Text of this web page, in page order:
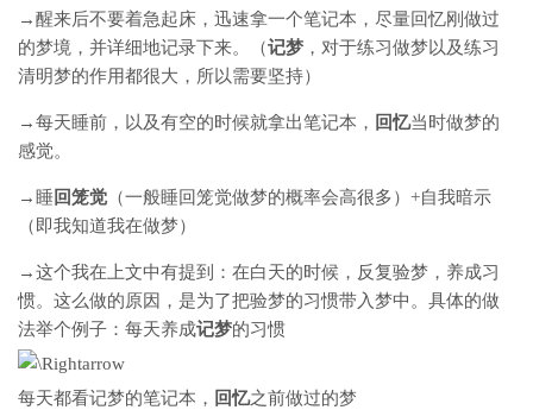
→醒来后不要着急起床，迅速拿一个笔记本，尽量回忆刚做过
的梦境，并详细地记录下来。（记梦 ，对于练习做梦以及练习
清明梦的作用都很大，所以需要坚持）
→每天睡前，以及有空的时候就拿出笔记本， 回忆当时做梦的
感觉。
→睡回笼觉 （一般睡回笼觉做梦的概率会高很多）+自我暗示
（即我知道我在做梦）
→这个我在上文中有提到：在白天的时候，反复验梦，养成习
惯。这么做的原因，是为了把验梦的习惯带入梦中。具体的做
法举个例子：每天养成记梦的习惯
每天都看记梦的笔记本， 回忆之前做过的梦